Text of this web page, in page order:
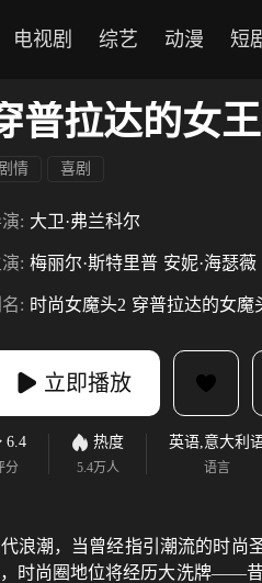
电视剧 综艺 动漫 短
普拉达的女
情 喜剧
: 大卫·弗兰科尔
: 梅丽尔·斯特里普 安妮·海瑟薇
: 时尚女魔头2 穿普拉达的女魔
立即播放
6.4
分
热度
5.4万人
英语,意大利
语言
浪潮，当曾经指引潮流的时尚
时尚圈地位将经历大洗牌——